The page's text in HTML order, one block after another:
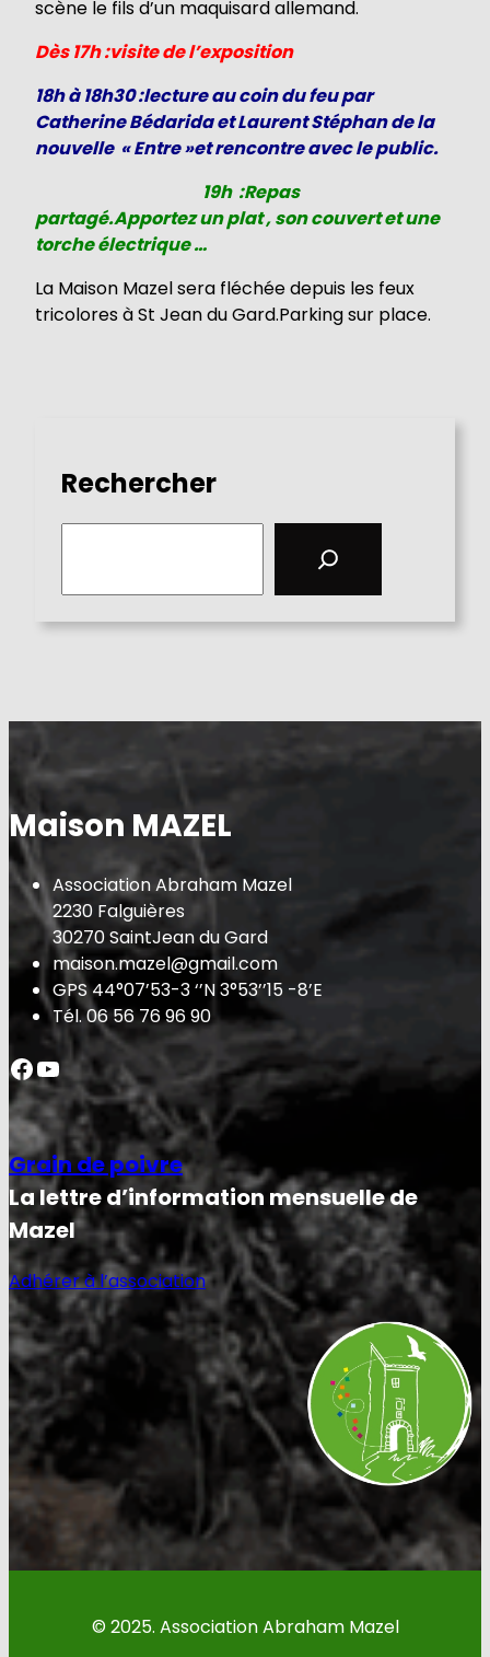
scène le fils d’un maquisard allemand.
Dès 17h :visite de l’exposition
18h à 18h30 :lecture au coin du feu par
Catherine Bédarida et Laurent Stéphan de la
nouvelle « Entre »et rencontre avec le public.
19h :Repas
partagé.Apportez un plat , son couvert et une
torche électrique …
La Maison Mazel sera fléchée depuis les feux
tricolores à St Jean du Gard.Parking sur place.
Rechercher
Maison MAZEL
Association Abraham Mazel
2230 Falguières
30270 SaintJean du Gard
maison.mazel@gmail.com
GPS 44°07’53-3 ‘’N 3°53’’15 -8’E
Tél. 06 56 76 96 90
Facebook YouTube
Grain de poivre
La lettre d’information mensuelle de
Mazel
Adhérer à l’association
© 2025. Association Abraham Mazel